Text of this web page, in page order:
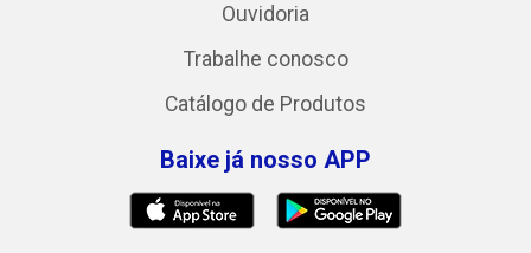
Ouvidoria
Trabalhe conosco
Catálogo de Produtos
Baixe já nosso APP